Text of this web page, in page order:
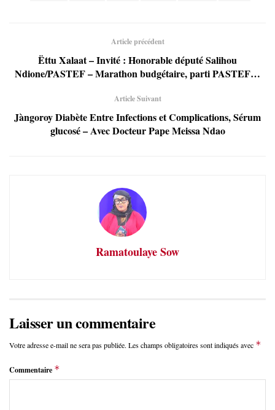
Article précédent
Ëttu Xalaat – Invité : Honorable député Salihou
Ndione/PASTEF – Marathon budgétaire, parti PASTEF…
Article Suivant
Jàngoroy Diabète Entre Infections et Complications, Sérum
glucosé – Avec Docteur Pape Meissa Ndao
Ramatoulaye Sow
Laisser un commentaire
Votre adresse e-mail ne sera pas publiée. Les champs obligatoires sont indiqués avec *
Commentaire *